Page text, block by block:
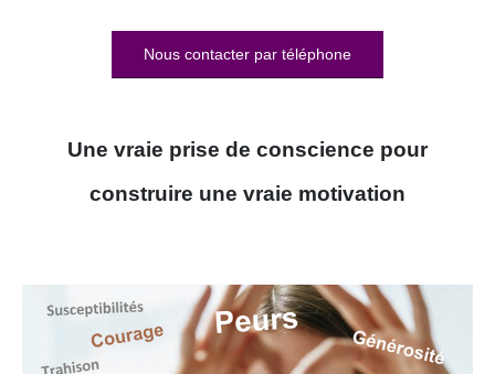
Nous contacter par téléphone
Une vraie prise de conscience pour
construire une vraie motivation